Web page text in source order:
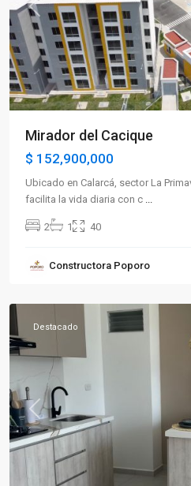
Previous
Mirador del Cacique
$ 152,900,000
Ubicado en Calarcá, sector La
facilita la vida diaria con c ...
2 1 40
Constructora Poporo
Sur,
Previous
Destacado